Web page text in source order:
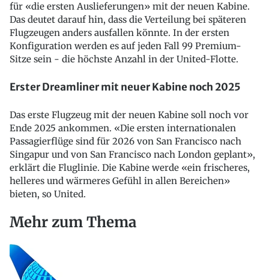
für «die ersten Auslieferungen» mit der neuen Kabine.
Das deutet darauf hin, dass die Verteilung bei späteren
Flugzeugen anders ausfallen könnte. In der ersten
Konfiguration werden es auf jeden Fall 99 Premium-
Sitze sein - die höchste Anzahl in der United-Flotte.
Erster Dreamliner mit neuer Kabine noch 2025
Das erste Flugzeug mit der neuen Kabine soll noch vor
Ende 2025 ankommen. «Die ersten internationalen
Passagierflüge sind für 2026 von San Francisco nach
Singapur und von San Francisco nach London geplant»,
erklärt die Fluglinie. Die Kabine werde «ein frischeres,
helleres und wärmeres Gefühl in allen Bereichen»
bieten, so United.
Mehr zum Thema